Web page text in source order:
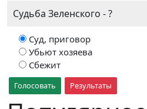
Судьба Зеленского - ?
Суд, приговор
Убьют хозяева
Сбежит
Голосовать Результаты